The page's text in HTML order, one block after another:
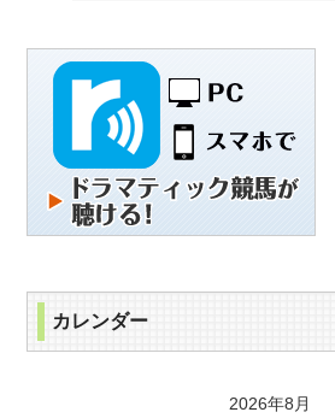
カレンダー
2026年8月